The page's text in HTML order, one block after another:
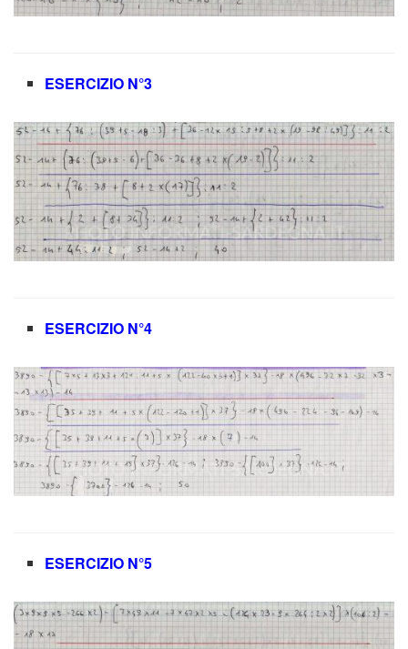
ESERCIZIO N°3
ESERCIZIO N°4
ESERCIZIO N°5